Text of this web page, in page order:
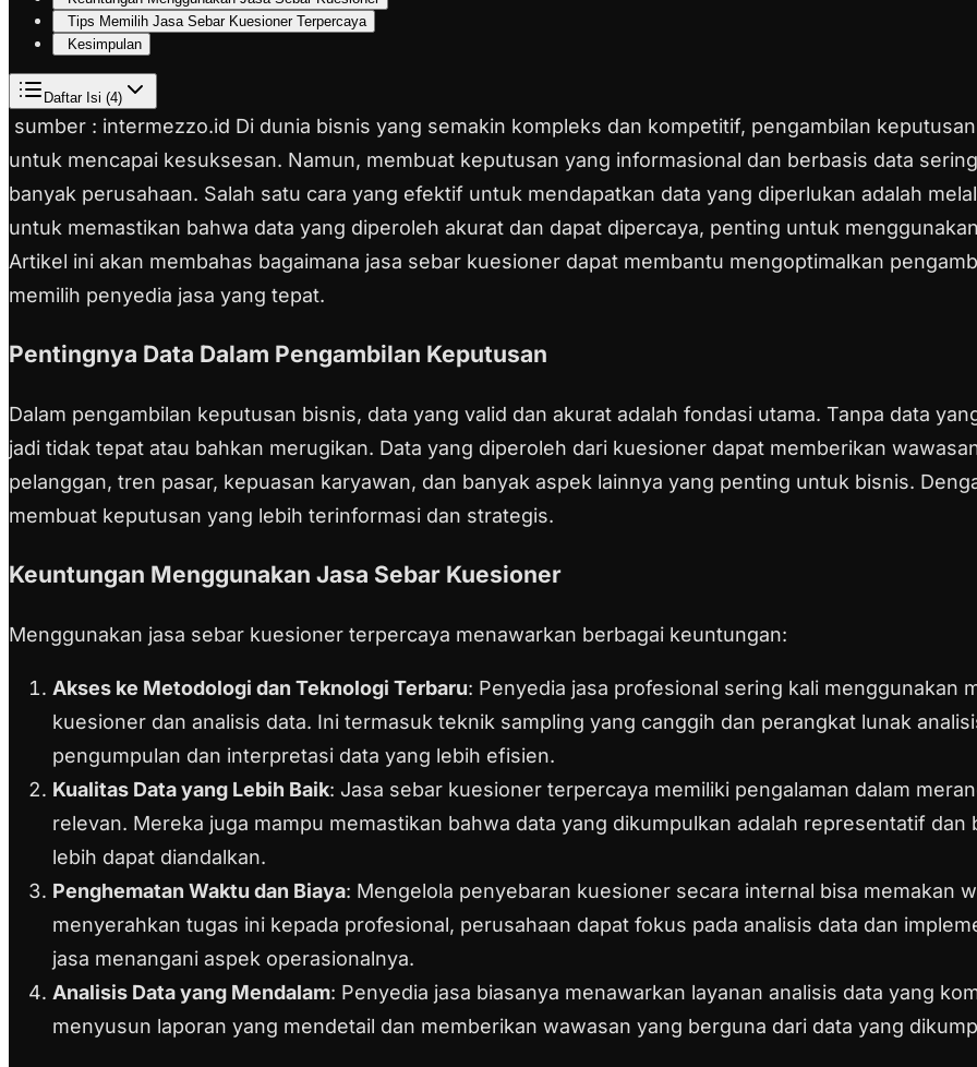
Tips Memilih Jasa Sebar Kuesioner Terpercaya
Kesimpulan
Daftar Isi (4)
sumber : intermezzo.id Di dunia bisnis yang semakin kompleks dan kompetitif, pengambilan
untuk mencapai kesuksesan. Namun, membuat keputusan yang informasional dan berbasis data
banyak perusahaan. Salah satu cara yang efektif untuk mendapatkan data yang diperlukan adalah
untuk memastikan bahwa data yang diperoleh akurat dan dapat dipercaya, penting untuk
Artikel ini akan membahas bagaimana jasa sebar kuesioner dapat membantu mengoptimalkan
memilih penyedia jasa yang tepat.
Pentingnya Data Dalam Pengambilan Keputusan
Dalam pengambilan keputusan bisnis, data yang valid dan akurat adalah fondasi utama. Tanpa data
jadi tidak tepat atau bahkan merugikan. Data yang diperoleh dari kuesioner dapat memberikan
pelanggan, tren pasar, kepuasan karyawan, dan banyak aspek lainnya yang penting untuk bisnis.
membuat keputusan yang lebih terinformasi dan strategis.
Keuntungan Menggunakan Jasa Sebar Kuesioner
Menggunakan jasa sebar kuesioner terpercaya menawarkan berbagai keuntungan:
Akses ke Metodologi dan Teknologi Terbaru: Penyedia jasa profesional sering kali menggunakan
kuesioner dan analisis data. Ini termasuk teknik sampling yang canggih dan perangkat lunak
pengumpulan dan interpretasi data yang lebih efisien.
Kualitas Data yang Lebih Baik: Jasa sebar kuesioner terpercaya memiliki pengalaman dalam
relevan. Mereka juga mampu memastikan bahwa data yang dikumpulkan adalah representatif dan
lebih dapat diandalkan.
Penghematan Waktu dan Biaya: Mengelola penyebaran kuesioner secara internal bisa memakan
menyerahkan tugas ini kepada profesional, perusahaan dapat fokus pada analisis data dan
jasa menangani aspek operasionalnya.
Analisis Data yang Mendalam: Penyedia jasa biasanya menawarkan layanan analisis data yang
menyusun laporan yang mendetail dan memberikan wawasan yang berguna dari data yang